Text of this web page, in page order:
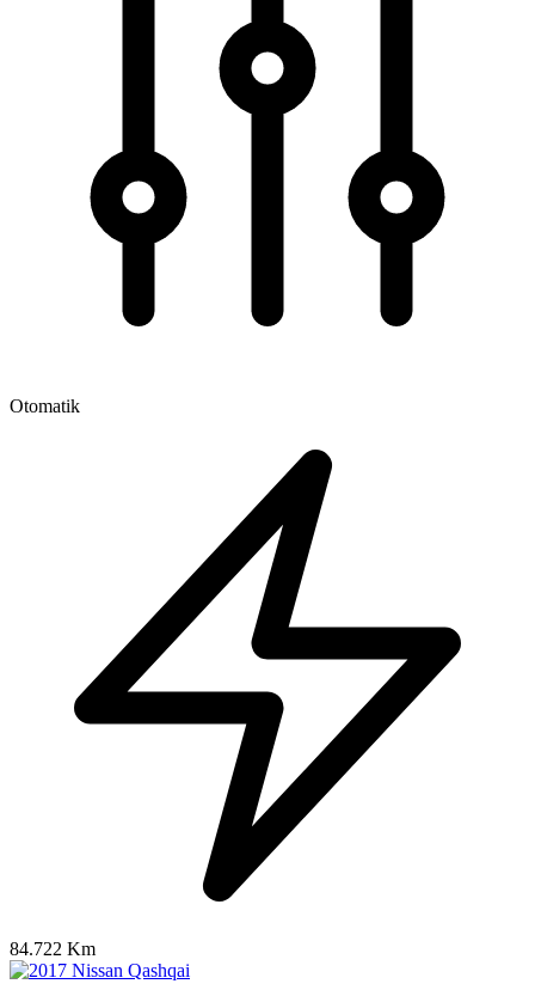
Otomatik
84.722 Km